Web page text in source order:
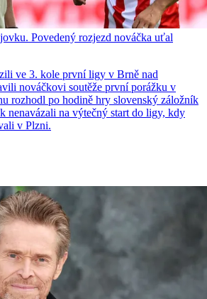
Povedený rozjezd nováčka uťal
ve 3. kole první ligy v Brně nad
nováčkovi soutěže první porážku v
rozhodl po hodině hry slovenský záložník
nenavázali na výtečný start do ligy, kdy
v Plzni.